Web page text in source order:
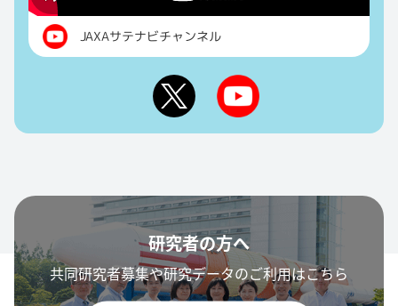
JAXAサテナビチャンネル
研究者の方へ
共同研究者募集や研究データのご利用はこちら